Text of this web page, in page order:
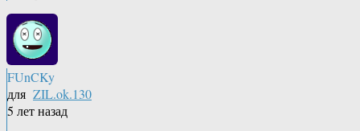
FUnCKy
для ZIL.ok.130
5 лет назад